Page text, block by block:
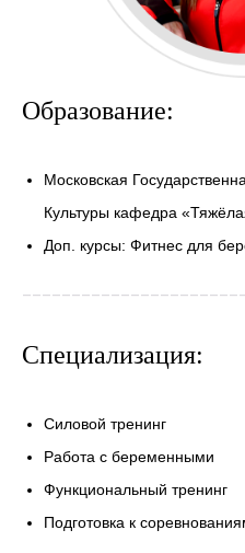
Образование:
Московская
Культуры кафедра
Доп. курсы: Фитнес для
Специализация:
Силовой тренинг
Работа с беременными
Функциональный тренинг
Подготовка к